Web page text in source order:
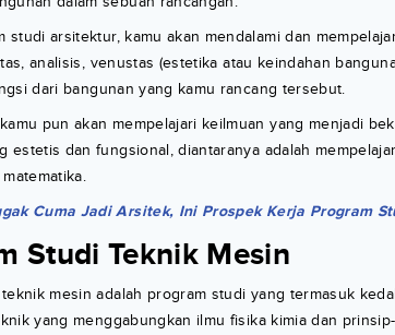
studi arsitektur, kamu akan mendalami dan
analisis, venustas (estetika atau keindahan
dari bangunan yang kamu rancang tersebut.
pun akan mempelajari keilmuan yang menjadi
estetis dan fungsional, diantaranya adalah
Cuma Jadi Arsitek, Ini Prospek Kerja Program
Studi Teknik Mesin
mesin adalah program studi yang termasuk
yang menggabungkan ilmu fisika kimia dan